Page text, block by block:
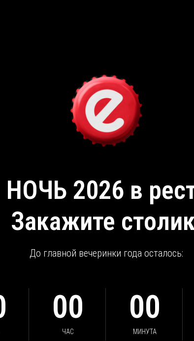
2026 в
Закажите
До главной вечеринки года осталось:
00
ЧАС
00
МИНУТА